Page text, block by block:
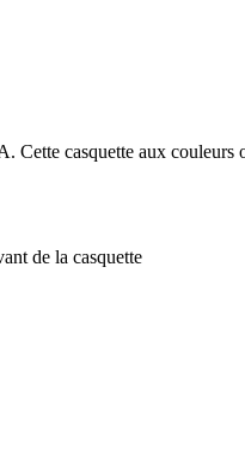
casquette aux couleurs
de la casquette